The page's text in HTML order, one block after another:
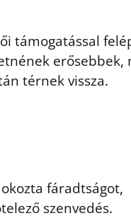
támogatással
erősebbek,
térnek vissza.
fáradtságot,
szenvedés.